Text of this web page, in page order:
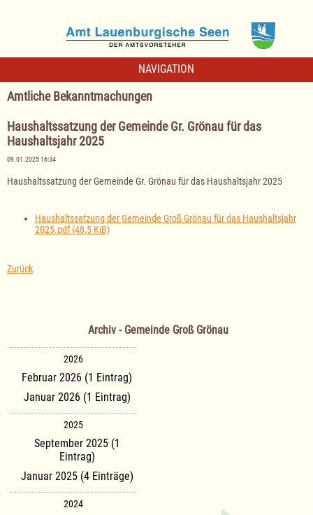
NAVIGATION
Amtliche Bekanntmachungen
Haushaltssatzung der Gemeinde Gr. Grönau für das
Haushaltsjahr 2025
09.01.2025 16:34
Haushaltssatzung der Gemeinde Gr. Grönau für das Haushaltsjahr 2025
Haushaltssatzung der Gemeinde Groß Grönau für das Haushaltsjahr
2025.pdf(48,5 KiB)
Zurück
Archiv - Gemeinde Groß Grönau
2026
Februar 2026 (1 Eintrag)
Januar 2026 (1 Eintrag)
2025
September 2025 (1
Eintrag)
Januar 2025 (4 Einträge)
2024